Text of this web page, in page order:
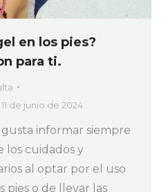
en los pies?
para ti.
11 de junio de 2024
informar siempre
los cuidados y
al optar por el uso
pies o de llevar las